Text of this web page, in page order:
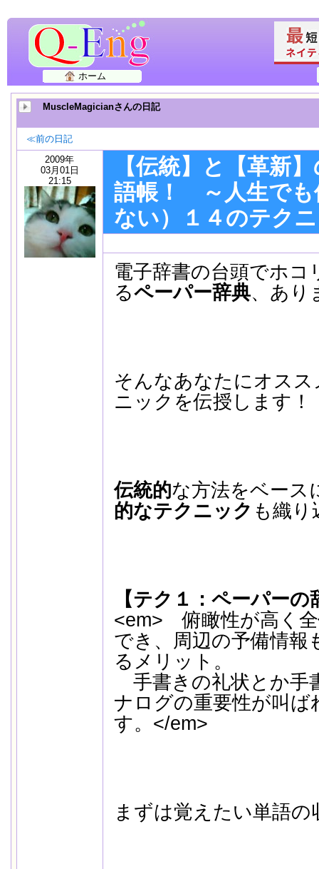
ホーム
MuscleMagicianさんの日記
≪前の日記
2009年
03月01日
21:15
【伝統】と【革新
語帳！ ～人生でも
ない）１４のテク
電子辞書の台頭でホコ
るペーパー辞典、あり
そんなあなたにオス
ニックを伝授します！
伝統的な方法をベース
的なテクニック も織
【テク１：ペーパー
<em> 俯瞰性が高く
でき、周辺の予備情報
るメリット。
手書きの礼状とか手
ナログの重要性が叫
す。</em>
まずは覚えたい単語の